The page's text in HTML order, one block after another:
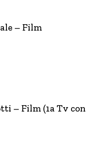
– Film
– Film (1a Tv con